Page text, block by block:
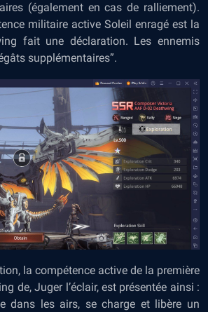
(également en cas de ralliement).
militaire active Soleil enragé est la
fait une déclaration. Les ennemis
supplémentaires”.
la compétence active de la première
de, Juger l’éclair, est présentée ainsi :
dans les airs, se charge et libère un